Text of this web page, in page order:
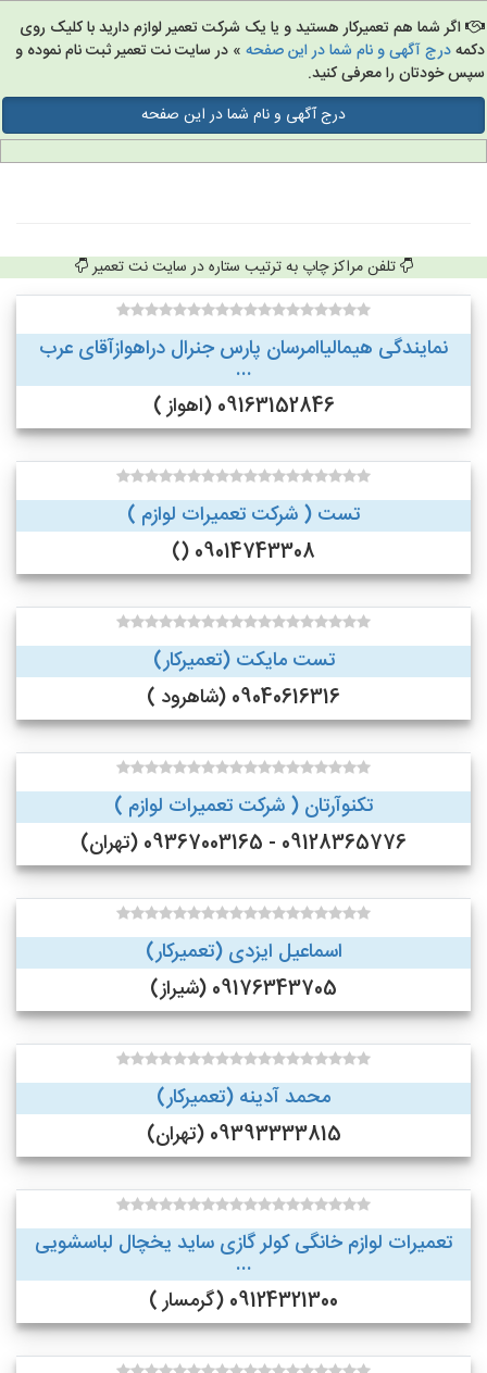
اگر شما هم تعمیرکار هستید و یا یک شرکت تعمیر لوازم دارید با کلیک روی
درج آگهی و نام شما در این صفحه» در سایت نت تعمیر ثبت نام نموده و
خودتان را معرفی کنید.
درج آگهی و نام شما در این صفحه
تلفن مراکز چاپ به ترتیب ستاره در سایت نت تعمیر
نمایندگی هیمالیاامرسان پارس جنرال دراهوازآقای عرب
...
09163152846 (اهواز )
تست ( شرکت تعمیرات لوازم )
09014743308 ()
تست مایکت (تعمیرکار)
09040616316 (شاهرود )
تکنوآرتان ( شرکت تعمیرات لوازم )
09128365776 - 09367003165 (تهران)
اسماعیل ایزدی (تعمیرکار)
09176343705 (شیراز)
محمد آدینه (تعمیرکار)
09393333815 (تهران)
تعمیرات لوازم خانگی کولر گازی ساید یخچال لباسشویی
...
09124321300 (گرمسار )